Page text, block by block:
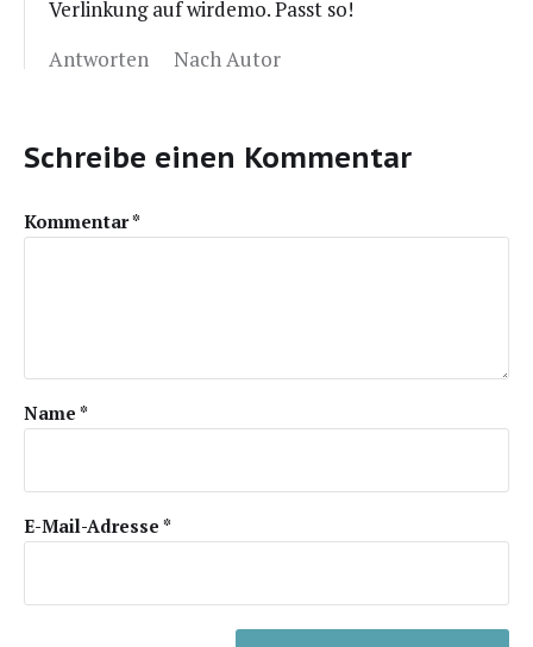
Ver­lin­kung auf wir­de­mo. Passt so!
Antworten
Nach Autor
Schreibe einen Kommentar
Kommentar*
Name *
E-Mail-Adresse *